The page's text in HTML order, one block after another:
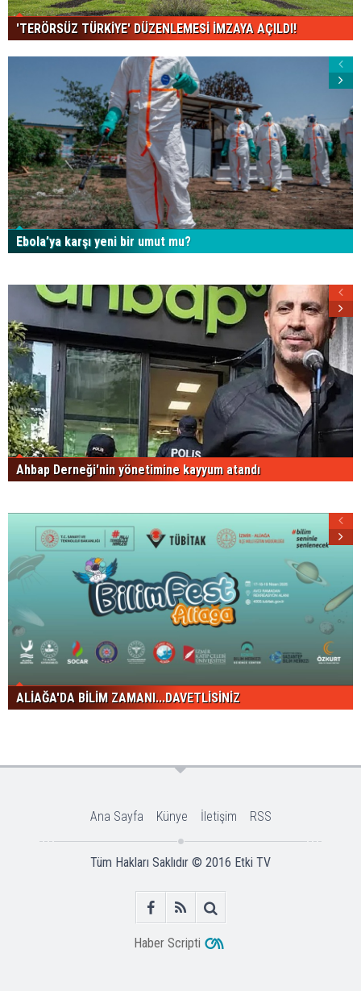
'TERÖRSÜZ TÜRKİYE' DÜZENLEMESİ İMZAYA AÇILDI!
Ebola’ya karşı yeni bir umut mu?
Ahbap Derneği'nin yönetimine kayyum atandı
ALİAĞA'DA BİLİM ZAMANI...DAVETLİSİNİZ
Ana Sayfa Künye İletişim RSS
Tüm Hakları Saklıdır © 2016 Etki TV
Haber Scripti